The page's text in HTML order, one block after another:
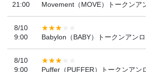
21:00
Movement（MOVE）トークンア
8/10
9:00
Babylon（BABY）トークンアン
8/10
9:00
Puffer（PUFFER）トークンアン